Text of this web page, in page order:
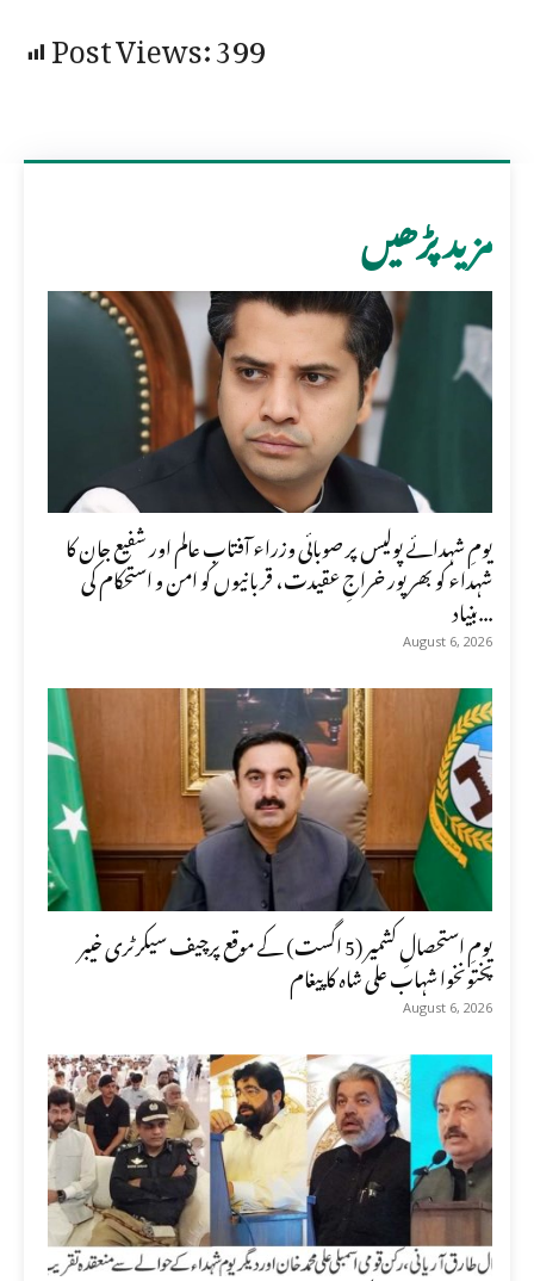
Post Views:399
مزید پڑھیں
یومِ شہدائے پولیس پر صوبائی وزراء آفتاب عالم اور شفیع جان کا
شہداء کو بھرپور خراجِ عقیدت، قربانیوں کو امن و استحکام کی
بنیاد...
August 6, 2026
یومِ استحصالِ کشمیر (5 اگست) کے موقع پرچیف سیکرٹری خیبر
پختونخوا شہاب علی شاہ کا پیغام
August 6, 2026